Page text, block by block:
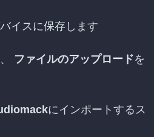
イスに保存します
、 ファイルのアップロードを
にインポートするス